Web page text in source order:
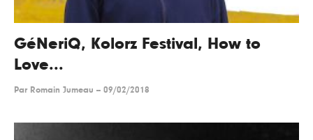
GéNeriQ, Kolorz Festival, How to
Love...
Par Romain Jumeau -- 09/02/2018